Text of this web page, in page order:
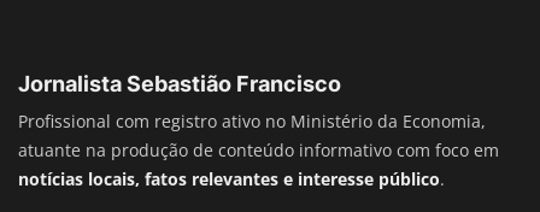
Jornalista Sebastião Francisco
Profissional com registro ativo no Ministério da Economia,
atuante na produção de conteúdo informativo com foco em
notícias locais, fatos relevantes e interesse público.